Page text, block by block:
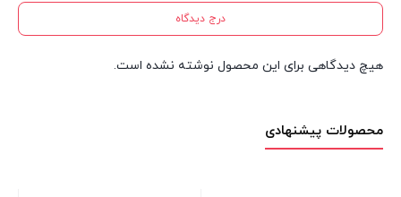
درج دیدگاه
هیچ دیدگاهی برای این محصول نوشته نشده است.
محصولات پیشنهادی